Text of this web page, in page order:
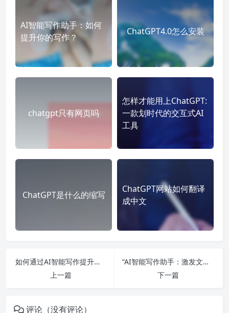
AI智能写作助手：如何
提升你的写作？
ChatGPT4.0怎么安装
chatgpt只有网页吗
怎样才能用上ChatGPT:
一款划时代的交互式AI
工具
ChatGPT是什么的缩写
ChatGPT网站如何翻译
成中文
如何通过AI智能写作提升文章质量？
上一篇
“AI智能写作助手：激发文心灵感”
下一篇
评论（没有评论）